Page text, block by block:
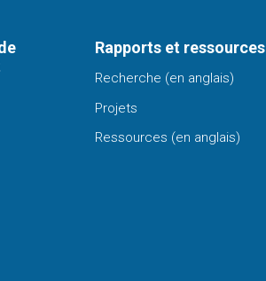
Rapports et ressources
Recherche (en anglais)
Projets
Ressources (en anglais)